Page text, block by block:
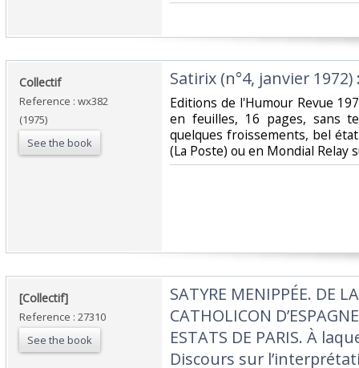
‎Collectif‎
Reference : wx382
(1975)
See the book
‎Satirix (n°4, janvier
‎Editions de l'Humour Revue
en feuilles, 16 pages, sans
quelques froissements, bel
(La Poste) ou en Mondial Relay
‎[Collectif]‎
Reference : 27310
See the book
‎SATYRE MENIPPÉE. DE
CATHOLICON
ESTATS DE PARIS. À
Discours sur